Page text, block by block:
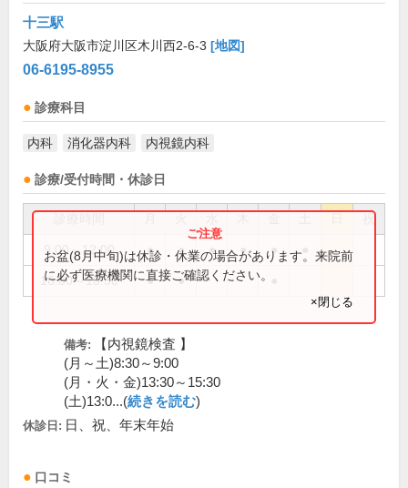
十三駅
大阪府大阪市淀川区木川西2-6-3 [地図]
06-6195-8955
診療科目
内科 消化器内科 内視鏡内科
診療/受付時間・休診日
祝
9:00～12:00 ● ● ● ● ●
16:00～18:30 ● ●
お盆(8月中旬)は休診・休業の場合があります。来院前
に必ず医療機関に直接ご確認ください。
×閉じる
備考:
【内視鏡検査 】
(月～土)8:30～9:00
(月・火・金)13:30～15:30
(土)13:0...(続きを読む)
休診日: 日、祝、年末年始
口コミ